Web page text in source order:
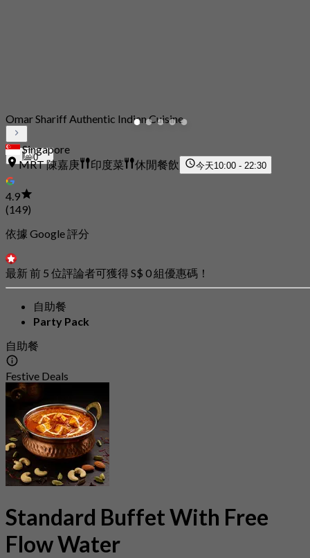
0
Omar Shariff Authentic Indian Cuisine
Singapore
MRT 陳嘉庚
印度菜 休閒餐飲 今天10:00 - 22:30
4.9
(149)
依據 Google 評分
最新 前 5 位評論者可獲得 S$ 0 組優惠碼！
自助餐
Party Pack
自助餐
Festive Deals
Standard Buffet With Free
Flow Water